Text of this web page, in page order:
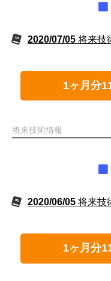
2020/07/05 将来
1ヶ月分
将来技術情報
2020/06/05 将来技
1ヶ月分